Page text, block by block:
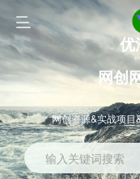
优
网创
网创资源&实战项
输入关键词搜索